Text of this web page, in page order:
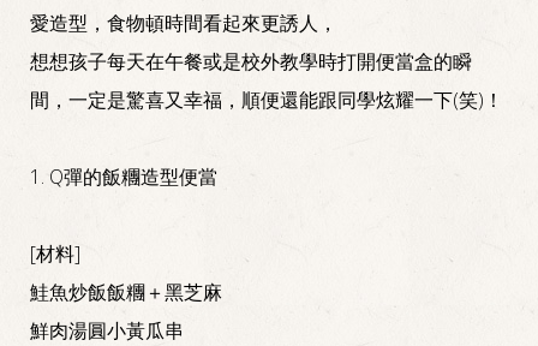
愛造型，食物頓時間看起來更誘人，
想想孩子每天在午餐或是校外教學時打開便當盒的瞬
間，一定是驚喜又幸福，順便還能跟同學炫耀一下(笑)！
1. Q彈的飯糰造型便當
[材料]
鮭魚炒飯飯糰＋黑芝麻
鮮肉湯圓小黃瓜串